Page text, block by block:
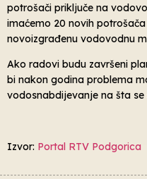
potrošači priključe na
imaćemo 20 novih
novoizgrađenu vodovodnu
Ako radovi budu završeni
bi nakon godina problema
vodosnabdijevanje na šta
Izvor: Portal RTV Podgorica